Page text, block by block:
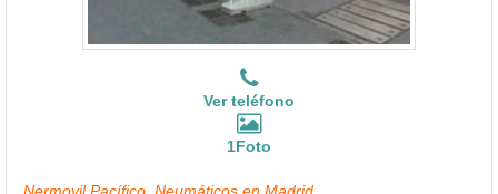
Ver teléfono
1Foto
Nermovil Pacífico, Neumáticos en Madrid